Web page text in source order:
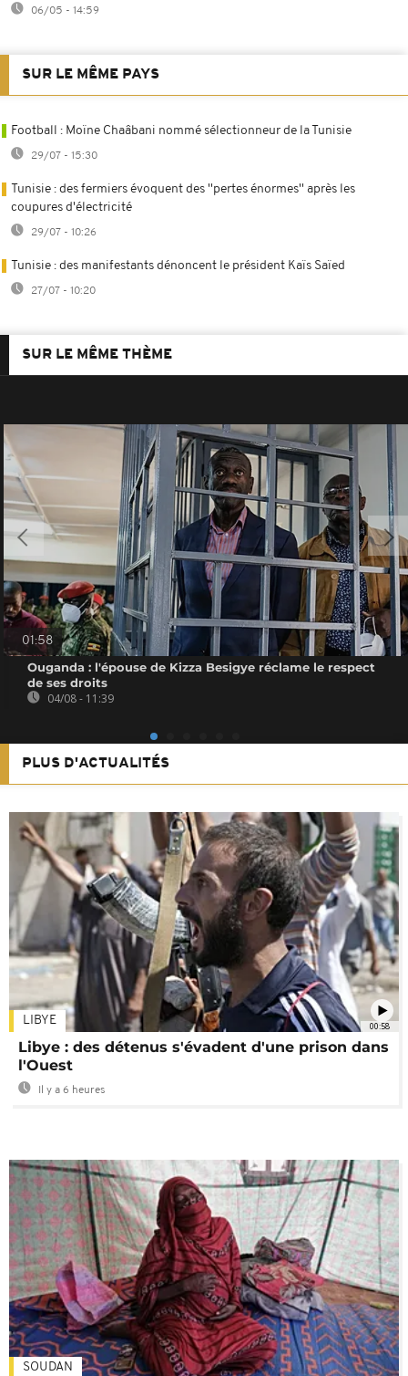
06/05 - 14:59
SUR LE MÊME PAYS
Football : Moïne Chaâbani nommé sélectionneur de la Tunisie
29/07 - 15:30
Tunisie : des fermiers évoquent des ''pertes énormes'' après les
coupures d'électricité
29/07 - 10:26
Tunisie : des manifestants dénoncent le président Kaïs Saïed
27/07 - 10:20
SUR LE MÊME THÈME
01:58
Ouganda : l'épouse de Kizza Besigye réclame le respect
de ses droits
04/08 - 11:39
PLUS D'ACTUALITÉS
00:58
LIBYE
Libye : des détenus s'évadent d'une prison dans
l'Ouest
Il y a 6 heures
SOUDAN